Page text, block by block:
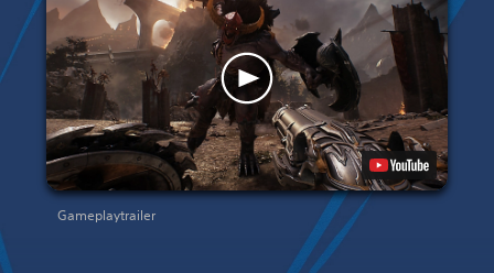
Gameplaytrailer